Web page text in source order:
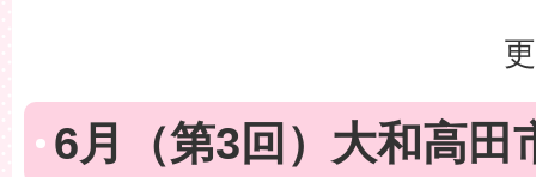
6月（第3回）大和高田